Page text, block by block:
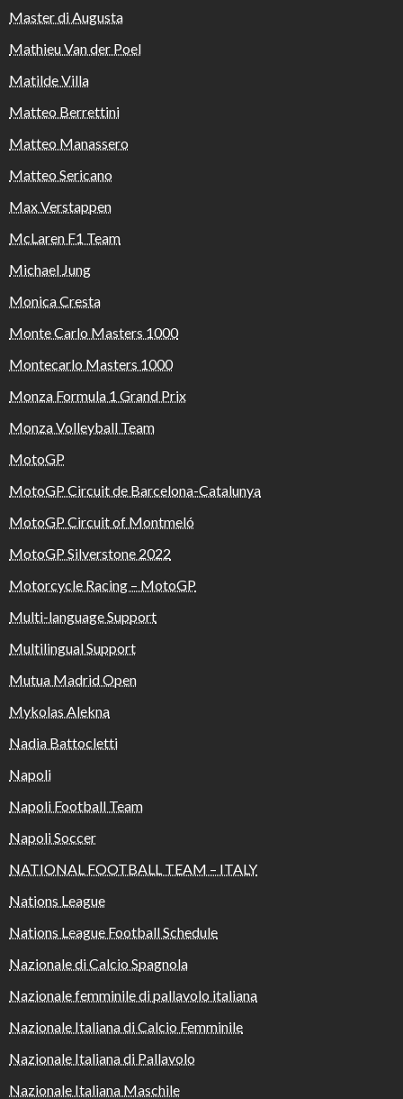
Master di Augusta
Mathieu Van der Poel
Matilde Villa
Matteo Berrettini
Matteo Manassero
Matteo Sericano
Max Verstappen
McLaren F1 Team
Michael Jung
Monica Cresta
Monte Carlo Masters 1000
Montecarlo Masters 1000
Monza Formula 1 Grand Prix
Monza Volleyball Team
MotoGP
MotoGP Circuit de Barcelona-Catalunya
MotoGP Circuit of Montmeló
MotoGP Silverstone 2022
Motorcycle Racing – MotoGP
Multi-language Support
Multilingual Support
Mutua Madrid Open
Mykolas Alekna
Nadia Battocletti
Napoli
Napoli Football Team
Napoli Soccer
NATIONAL FOOTBALL TEAM – ITALY
Nations League
Nations League Football Schedule
Nazionale di Calcio Spagnola
Nazionale femminile di pallavolo italiana
Nazionale Italiana di Calcio Femminile
Nazionale Italiana di Pallavolo
Nazionale Italiana Maschile